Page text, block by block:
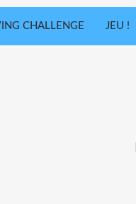
CHALLENGE JEU !